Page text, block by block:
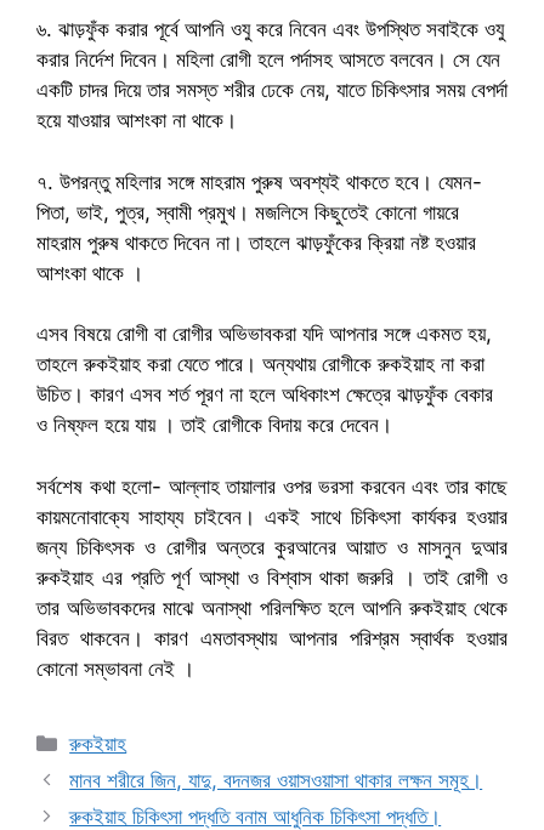
৬. ঝাড়ফুঁক করার পূর্বে আপনি ওযু করে নিবেন এবং উপস্থিত সবাইকে ওযু
করার নির্দেশ দিবেন। মহিলা রোগী হলে পর্দাসহ আসতে বলবেন। সে যেন
একটি চাদর দিয়ে তার সমস্ত শরীর ঢেকে নেয়, যাতে চিকিৎসার সময় বেপর্দা
হয়ে যাওয়ার আশংকা না থাকে।
৭. উপরন্তু মহিলার সঙ্গে মাহরাম পুরুষ অবশ্যই থাকতে হবে। যেমন-
পিতা, ভাই, পুত্র, স্বামী প্রমুখ। মজলিসে কিছুতেই কোনো গায়রে
মাহরাম পুরুষ থাকতে দিবেন না। তাহলে ঝাড়ফুঁকের ক্রিয়া নষ্ট হওয়ার
আশংকা থাকে ।
এসব বিষয়ে রোগী বা রোগীর অভিভাবকরা যদি আপনার সঙ্গে একমত হয়,
তাহলে রুকইয়াহ করা যেতে পারে। অন্যথায় রোগীকে রুকইয়াহ না করা
উচিত। কারণ এসব শর্ত পূরণ না হলে অধিকাংশ ক্ষেত্রে ঝাড়ফুঁক বেকার
ও নিষ্ফল হয়ে যায় । তাই রোগীকে বিদায় করে দেবেন।
সর্বশেষ কথা হলো- আল্লাহ তায়ালার ওপর ভরসা করবেন এবং তার কাছে
কায়মনোবাক্যে সাহায্য চাইবেন। একই সাথে চিকিৎসা কার্যকর হওয়ার
জন্য চিকিৎসক ও রোগীর অন্তরে কুরআনের আয়াত ও মাসনুন দুআর
রুকইয়াহ এর প্রতি পূর্ণ আস্থা ও বিশ্বাস থাকা জরুরি । তাই রোগী ও
তার অভিভাবকদের মাঝে অনাস্থা পরিলক্ষিত হলে আপনি রুকইয়াহ থেকে
বিরত থাকবেন। কারণ এমতাবস্থায় আপনার পরিশ্রম স্বার্থক হওয়ার
কোনো সম্ভাবনা নেই ।
Categories
রুকইয়াহ
মানব শরীরে জিন, যাদু, বদনজর ওয়াসওয়াসা থাকার লক্ষন সমূহ।
রুকইয়াহ চিকিৎসা পদ্ধতি বনাম আধুনিক চিকিৎসা পদ্ধতি।